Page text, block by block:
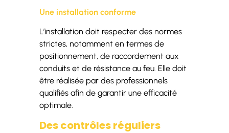
Une installation conforme
L’installation doit respecter des normes
strictes, notamment en termes de
positionnement, de raccordement aux
conduits et de résistance au feu. Elle doit
être réalisée par des professionnels
qualifiés afin de garantir une efficacité
optimale.
Des contrôles réguliers